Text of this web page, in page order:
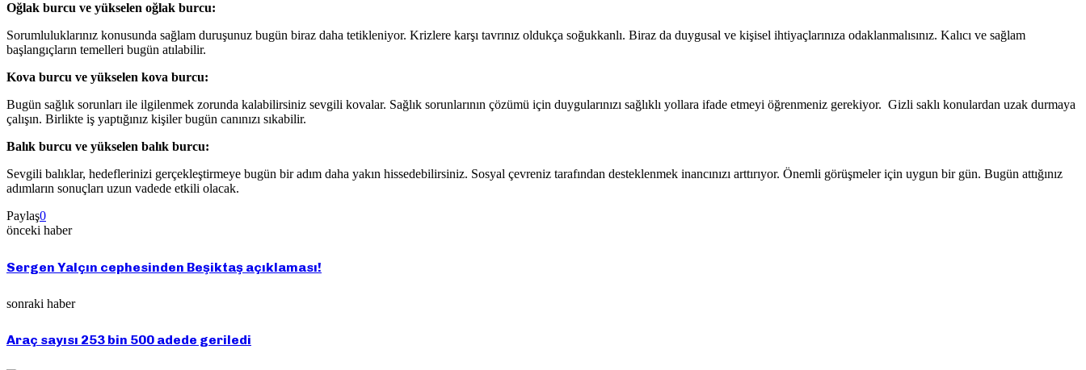
Oğlak burcu ve yükselen oğlak burcu:
Sorumluluklarınız konusunda sağlam duruşunuz bugün biraz daha tetikleniyor. Krizlere karşı tavrınız oldukça soğukkanlı. Biraz da duygusal ve kişisel ihtiyaçlarınıza odaklanmalısınız. Kalıcı ve sağlam
başlangıçların temelleri bugün atılabilir.
Kova burcu ve yükselen kova burcu:
Bugün sağlık sorunları ile ilgilenmek zorunda kalabilirsiniz sevgili kovalar. Sağlık sorunlarının çözümü için duygularınızı sağlıklı yollara ifade etmeyi öğrenmeniz gerekiyor. Gizli saklı konulardan uzak durmaya
çalışın. Birlikte iş yaptığınız kişiler bugün canınızı sıkabilir.
Balık burcu ve yükselen balık burcu:
Sevgili balıklar, hedeflerinizi gerçekleştirmeye bugün bir adım daha yakın hissedebilirsiniz. Sosyal çevreniz tarafından desteklenmek inancınızı arttırıyor. Önemli görüşmeler için uygun bir gün. Bugün attığınız
adımların sonuçları uzun vadede etkili olacak.
Paylaş0
önceki haber
Sergen Yalçın cephesinden Beşiktaş açıklaması!
sonraki haber
Araç sayısı 253 bin 500 adede geriledi